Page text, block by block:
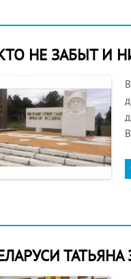
НЕ ЗАБЫТ И